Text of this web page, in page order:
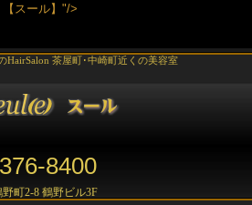
【スール】"/>
HairSalon 茶屋町･中崎町近くの美容室
8400
野町2-8 鶴野ビル3F